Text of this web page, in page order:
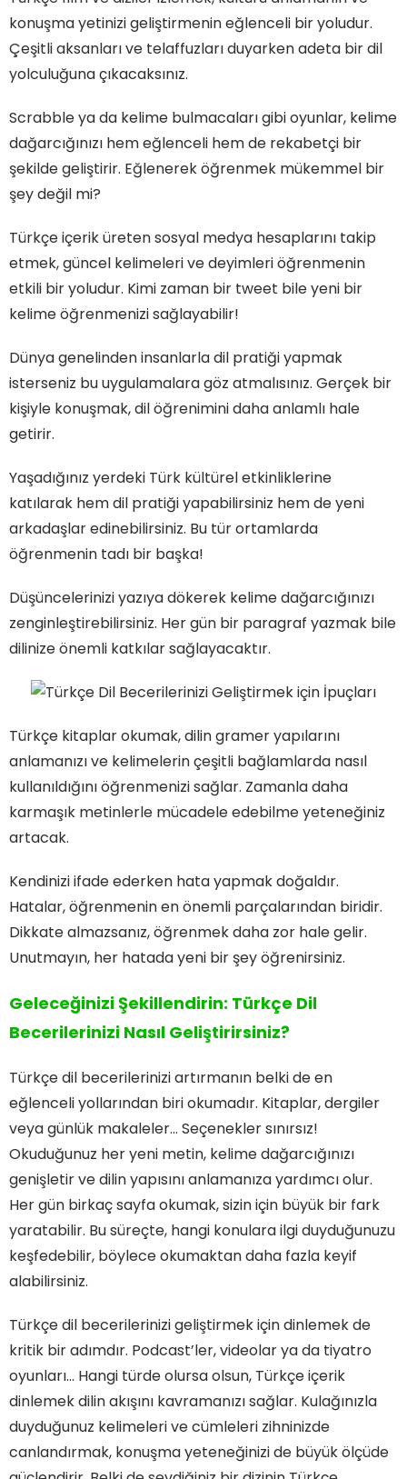
konuşma yetinizi geliştirmenin eğlenceli bir yoludur.
Çeşitli aksanları ve telaffuzları duyarken adeta bir dil
yolculuğuna çıkacaksınız.
Scrabble ya da kelime bulmacaları gibi oyunlar, kelime
dağarcığınızı hem eğlenceli hem de rekabetçi bir
şekilde geliştirir. Eğlenerek öğrenmek mükemmel bir
şey değil mi?
Türkçe içerik üreten sosyal medya hesaplarını takip
etmek, güncel kelimeleri ve deyimleri öğrenmenin
etkili bir yoludur. Kimi zaman bir tweet bile yeni bir
kelime öğrenmenizi sağlayabilir!
Dünya genelinden insanlarla dil pratiği yapmak
isterseniz bu uygulamalara göz atmalısınız. Gerçek bir
kişiyle konuşmak, dil öğrenimini daha anlamlı hale
getirir.
Yaşadığınız yerdeki Türk kültürel etkinliklerine
katılarak hem dil pratiği yapabilirsiniz hem de yeni
arkadaşlar edinebilirsiniz. Bu tür ortamlarda
öğrenmenin tadı bir başka!
Düşüncelerinizi yazıya dökerek kelime dağarcığınızı
zenginleştirebilirsiniz. Her gün bir paragraf yazmak bile
dilinize önemli katkılar sağlayacaktır.
Türkçe kitaplar okumak, dilin gramer yapılarını
anlamanızı ve kelimelerin çeşitli bağlamlarda nasıl
kullanıldığını öğrenmenizi sağlar. Zamanla daha
karmaşık metinlerle mücadele edebilme yeteneğiniz
artacak.
Kendinizi ifade ederken hata yapmak doğaldır.
Hatalar, öğrenmenin en önemli parçalarından biridir.
Dikkate almazsanız, öğrenmek daha zor hale gelir.
Unutmayın, her hatada yeni bir şey öğrenirsiniz.
Geleceğinizi Şekillendirin: Türkçe Dil
Becerilerinizi Nasıl Geliştirirsiniz?
Türkçe dil becerilerinizi artırmanın belki de en
eğlenceli yollarından biri okumadır. Kitaplar, dergiler
veya günlük makaleler… Seçenekler sınırsız!
Okuduğunuz her yeni metin, kelime dağarcığınızı
genişletir ve dilin yapısını anlamanıza yardımcı olur.
Her gün birkaç sayfa okumak, sizin için büyük bir fark
yaratabilir. Bu süreçte, hangi konulara ilgi duyduğunuzu
keşfedebilir, böylece okumaktan daha fazla keyif
alabilirsiniz.
Türkçe dil becerilerinizi geliştirmek için dinlemek de
kritik bir adımdır. Podcast’ler, videolar ya da tiyatro
oyunları… Hangi türde olursa olsun, Türkçe içerik
dinlemek dilin akışını kavramanızı sağlar. Kulağınızla
duyduğunuz kelimeleri ve cümleleri zihninizde
canlandırmak, konuşma yeteneğinizi de büyük ölçüde